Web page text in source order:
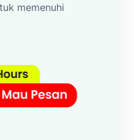
memenuhi